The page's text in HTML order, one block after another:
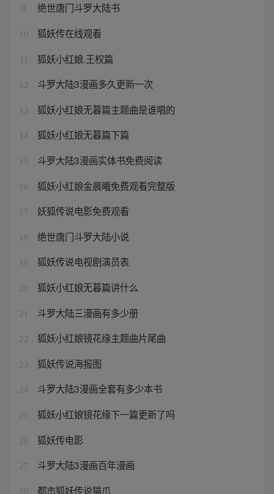
9 绝世唐门斗罗大陆书
10 狐妖传在线观看
狐妖小红娘.王权篇
12 斗罗大陆3漫画多久更新一次
13 狐妖小红娘无暮篇主题曲是谁唱的
14 狐妖小红娘无暮篇下篇
15 斗罗大陆3漫画实体书免费阅读
16 狐妖小红娘金晨曦免费观看完整版
17 妖狐传说电影免费观看
18 绝世唐门斗罗大陆小说
19 狐妖传说电视剧演员表
20 狐妖小红娘无暮篇讲什么
21 斗罗大陆三漫画有多少册
22 狐妖小红娘镜花缘主题曲片尾曲
23 狐妖传说海报图
24 斗罗大陆3漫画全套有多少本书
25 狐妖小红娘镜花缘下一篇更新了吗
26 狐妖传电影
27 斗罗大陆3漫画百年漫画
28 都市狐妖传说猫爪